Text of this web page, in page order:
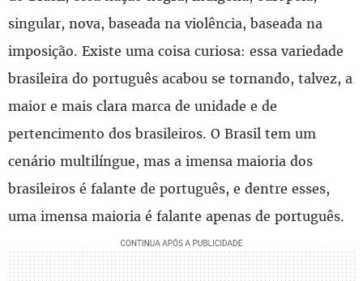
singular, nova, baseada na violência, baseada na
imposição. Existe uma coisa curiosa: essa variedade
brasileira do português acabou se tornando, talvez, a
maior e mais clara marca de unidade e de
pertencimento dos brasileiros. O Brasil tem um
cenário multilíngue, mas a imensa maioria dos
brasileiros é falante de português, e dentre esses,
uma imensa maioria é falante apenas de português.